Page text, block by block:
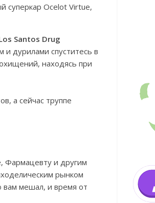
суперкар Ocelot Virtue,
Santos Drug
и дурилами спуститесь в
находясь при
а сейчас труппе
Фармацевту и другим
рынком
вам мешал, и время от